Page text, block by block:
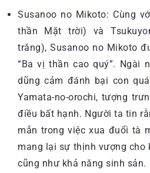
Susanoo no Mikoto: Cùng
thần Mặt trời) và
trăng), Susanoo no Mikoto
“Ba vị thần cao quý”. Ngài
dũng cảm đánh bại con
Yamata-no-orochi, tượng
điều bất hạnh. Người ta tin
mắn trong việc xua đuổi tà
mang lại sự thịnh vượng cho
cũng như khả năng sinh sản.